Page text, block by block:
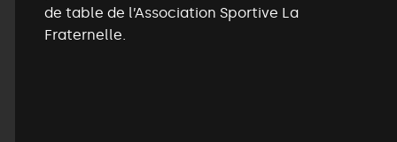
de table de l’Association Sportive La
Fraternelle.